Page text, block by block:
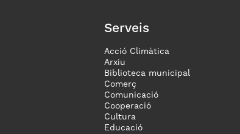
Serveis
Acció Climàtica
Arxiu
Biblioteca municipal
Comerç
Comunicació
Cooperació
Cultura
Educació